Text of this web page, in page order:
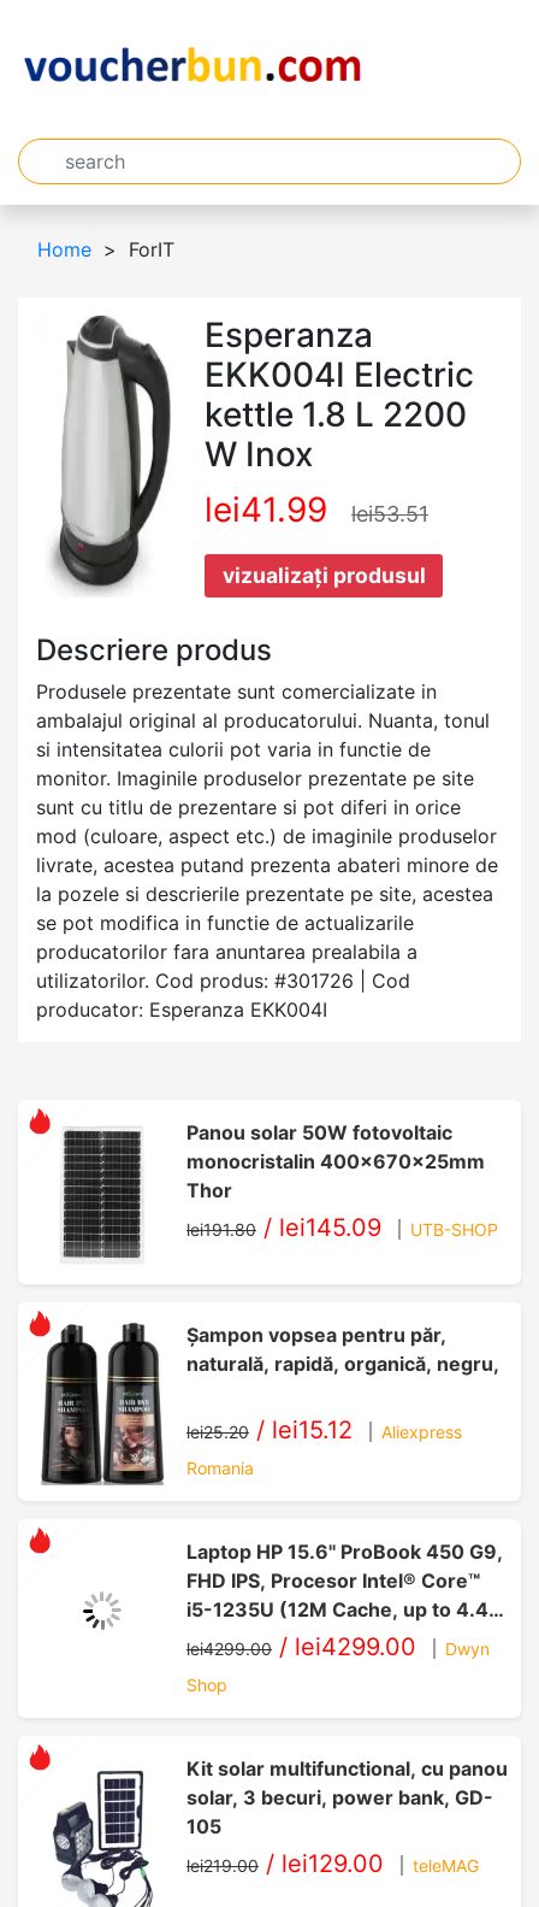
Home ForIT
Esperanza
EKK004I Electric
kettle 1.8 L 2200
W Inox
lei41.99
lei53.51
vizualizați produsul
Descriere produs
Produsele prezentate sunt comercializate in
ambalajul original al producatorului. Nuanta, tonul
si intensitatea culorii pot varia in functie de
monitor. Imaginile produselor prezentate pe site
sunt cu titlu de prezentare si pot diferi in orice
mod (culoare, aspect etc.) de imaginile produselor
livrate, acestea putand prezenta abateri minore de
la pozele si descrierile prezentate pe site, acestea
se pot modifica in functie de actualizarile
producatorilor fara anuntarea prealabila a
utilizatorilor. Cod produs: #301726 | Cod
producator: Esperanza EKK004I
Panou solar 50W fotovoltaic
monocristalin 400x670x25mm
Thor
lei191.80 / lei145.09 UTB-SHOP
Șampon vopsea pentru păr,
naturală, rapidă, organică, negru,
lei25.20 / lei15.12
Aliexpress
Romania
Laptop HP 15.6'' ProBook 450 G9,
FHD IPS, Procesor Intel® Core™
i5-1235U (12M Cache, up to 4.40
GHz, with IPU), 16GB DDR4,
11 Pro, Silver
lei4299.00 / lei4299.00
Dwyn
Shop
Kit solar multifunctional, cu panou
solar, 3 becuri, power bank, GD-
105
lei219.00 / lei129.00 teleMAG